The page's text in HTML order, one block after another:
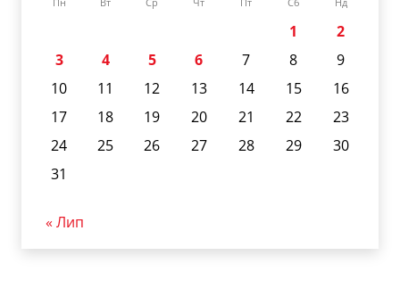
1
2
3
4 5 6 7 8
9
10
11 12 13 14 15
16
17
18 19 20 21 22
23
24
25 26 27 28 29
30
31
« Лип